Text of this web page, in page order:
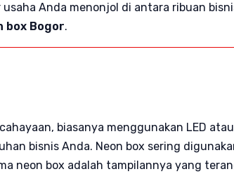
Anda menonjol di antara ribuan
box Bogor.
biasanya menggunakan LED
bisnis Anda. Neon box sering
neon box adalah tampilannya yang